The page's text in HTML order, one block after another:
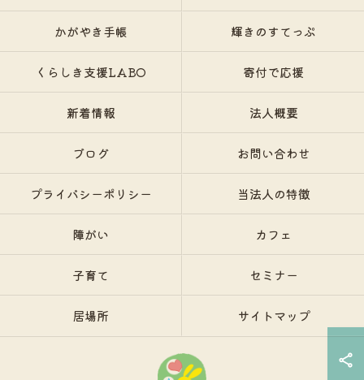
かがやき手帳 輝きのすてっぷ
くらしき支援LABO 寄付で応援
新着情報 法人概要
ブログ お問い合わせ
プライバシーポリシー 当法人の特徴
障がい カフェ
子育て セミナー
居場所 サイトマップ